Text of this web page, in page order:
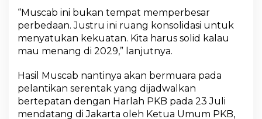
“Muscab ini bukan tempat memperbesar
perbedaan. Justru ini ruang konsolidasi untuk
menyatukan kekuatan. Kita harus solid kalau
mau menang di 2029,” lanjutnya.
Hasil Muscab nantinya akan bermuara pada
pelantikan serentak yang dijadwalkan
bertepatan dengan Harlah PKB pada 23 Juli
mendatang di Jakarta oleh Ketua Umum PKB,